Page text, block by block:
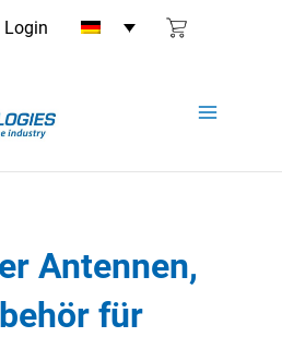
Login
Antennen,
für